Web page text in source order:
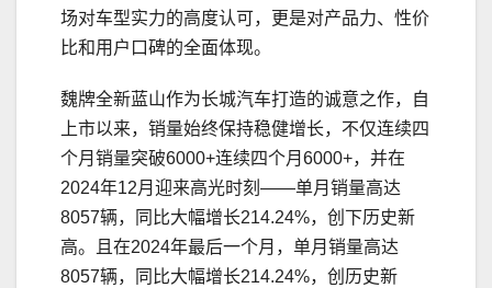
场对车型实力的高度认可，更是对产品力、性价
比和用户口碑的全面体现。
魏牌全新蓝山作为长城汽车打造的诚意之作，自
上市以来，销量始终保持稳健增长，不仅连续四
个月销量突破6000+连续四个月6000+，并在
2024年12月迎来高光时刻——单月销量高达
8057辆，同比大幅增长214.24%，创下历史新
高。且在2024年最后一个月，单月销量高达
8057辆，同比大幅增长214.24%，创历史新